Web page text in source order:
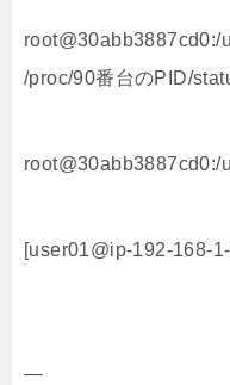
root@30abb3887cd0:/
/proc/90番台のPID/
[user01@ip-192-168-
—